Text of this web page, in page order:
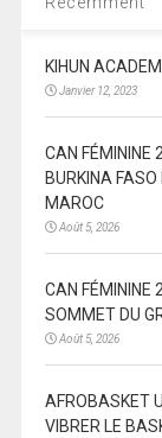
KIHUN
Janvier 12, 2023
CAN FÉMININE
BURKINA FASO
MAROC
Août 5, 2026
CAN FÉMININE
SOMMET DU
Août 5, 2026
AFROBASKET
VIBRER LE